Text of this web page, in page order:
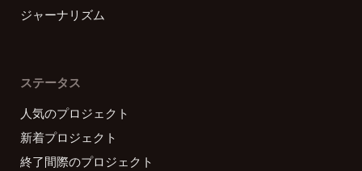
ジャーナリズム
ステータス
人気のプロジェクト
新着プロジェクト
終了間際のプロジェクト